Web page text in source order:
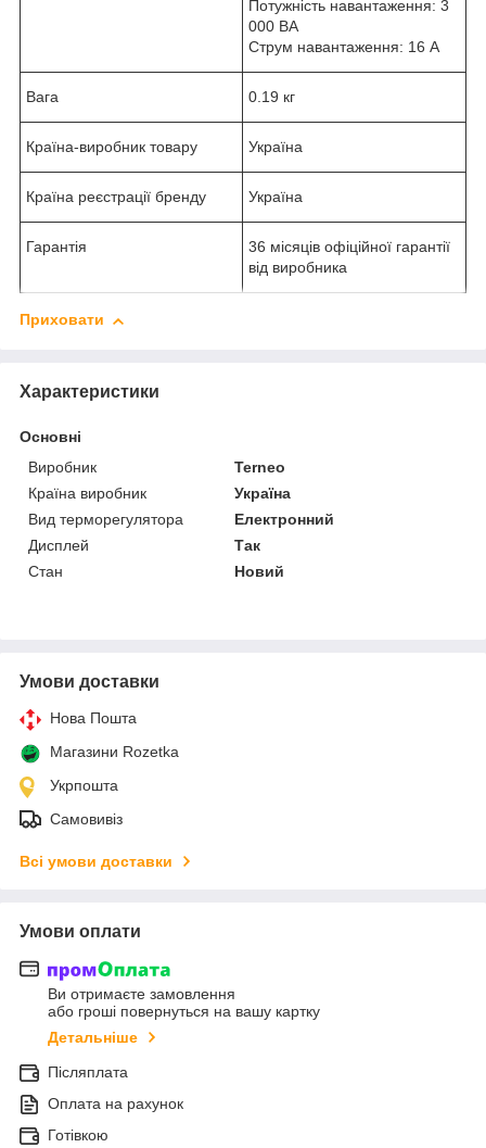
Потужність навантаження: 3
000 ВА
Струм навантаження: 16 А
Вага 0.19 кг
Країна-виробник товару Україна
Країна реєстрації бренду Україна
Гарантія
36 місяців офіційної гарантії
від виробника
Приховати
Характеристики
Основні
Виробник
Terneo
Країна виробник
Україна
Вид терморегулятора
Електронний
Дисплей
Так
Стан
Новий
Умови доставки
Нова Пошта
Магазини Rozetka
Укрпошта
Самовивіз
Всі умови доставки
Умови оплати
Ви отримаєте замовлення
або гроші повернуться на вашу картку
Детальніше
Післяплата
Оплата на рахунок
Готівкою